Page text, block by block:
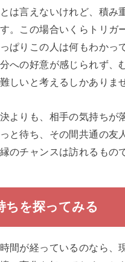
は言えないけれど、積
。この場合いくらトリガ
ぱりこの人は何もわか
への好意が感じられず、
しいと考えるしかありま
よりも、相手の気持ち
と待ち、その間共通の
のチャンスは訪れるもの
ちを探ってみる
間が経っているのなら